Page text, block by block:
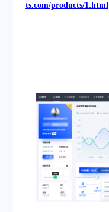
ts.com/products/1.html